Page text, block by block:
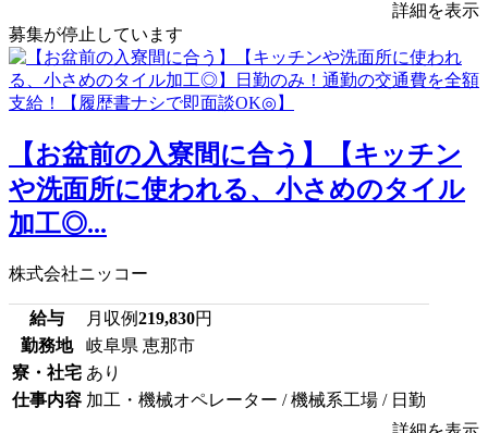
詳細を表示
募集が停止しています
【お盆前の入寮間に合う】【キッチン
や洗面所に使われる、小さめのタイル
加工◎...
株式会社ニッコー
給与 月収例219,830円
勤務地
岐阜県 恵那市
寮・社宅 あり
仕事内容 加工・機械オペレーター / 機械系工場 / 日勤